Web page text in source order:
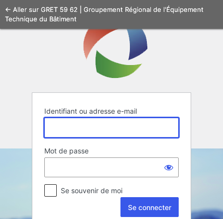
Se
connecter
Identifiant ou adresse e-mail
Mot de passe
Se souvenir de moi
← Aller sur GRET 59 62 | Groupement Régional de l'Équipement
Technique du Bâtiment